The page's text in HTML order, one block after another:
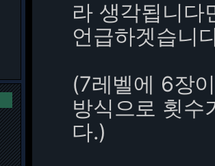
라 생각됩니다
언급하겟습니
(7레벨에 6장
방식으로 횟수
다.)